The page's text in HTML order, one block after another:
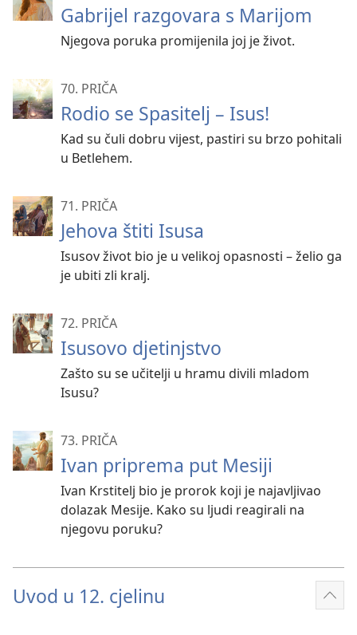
Gabrijel razgovara s Marijom
Njegova poruka promijenila joj je život.
70. PRIČA
Rodio se Spasitelj – Isus!
Kad su čuli dobru vijest, pastiri su brzo pohitali
u Betlehem.
71. PRIČA
Jehova štiti Isusa
Isusov život bio je u velikoj opasnosti – želio ga
je ubiti zli kralj.
72. PRIČA
Isusovo djetinjstvo
Zašto su se učitelji u hramu divili mladom
Isusu?
73. PRIČA
Ivan priprema put Mesiji
Ivan Krstitelj bio je prorok koji je najavljivao
dolazak Mesije. Kako su ljudi reagirali na
njegovu poruku?
Uvod u 12. cjelinu